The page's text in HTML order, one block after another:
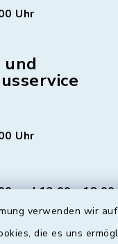
verwenden wir
die es uns
Uhr
Uhr
und 13:00 - 18:00